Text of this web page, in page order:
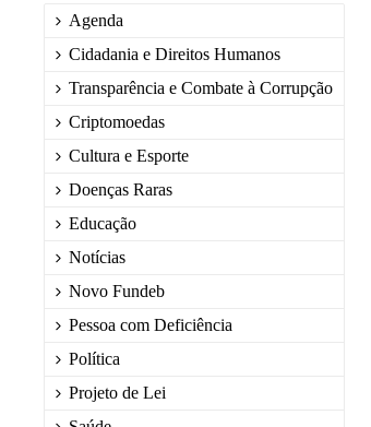
Agenda
Cidadania e Direitos Humanos
Transparência e Combate à Corrupção
Criptomoedas
Cultura e Esporte
Doenças Raras
Educação
Notícias
Novo Fundeb
Pessoa com Deficiência
Política
Projeto de Lei